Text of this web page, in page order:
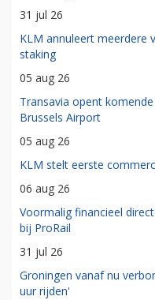
31 jul 26
KLM annuleert meerdere
staking
05 aug 26
Transavia opent
Brussels Airport
05 aug 26
KLM stelt eerste
06 aug 26
Voormalig financieel
bij ProRail
31 jul 26
Groningen vanaf nu
uur rijden'